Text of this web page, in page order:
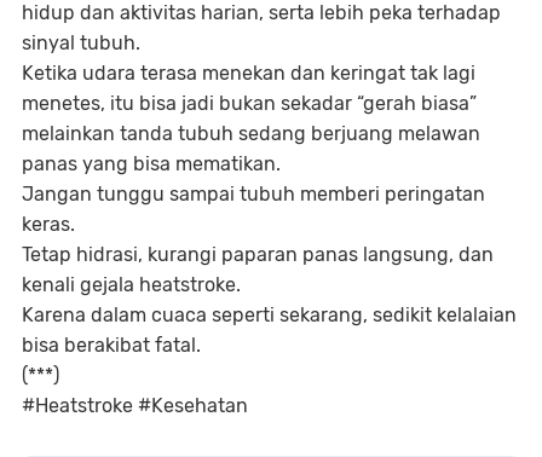
hidup dan aktivitas harian, serta lebih peka terhadap
sinyal tubuh.
Ketika udara terasa menekan dan keringat tak lagi
menetes, itu bisa jadi bukan sekadar “gerah biasa”
melainkan tanda tubuh sedang berjuang melawan
panas yang bisa mematikan.
Jangan tunggu sampai tubuh memberi peringatan
keras.
Tetap hidrasi, kurangi paparan panas langsung, dan
kenali gejala heatstroke.
Karena dalam cuaca seperti sekarang, sedikit kelalaian
bisa berakibat fatal.
(***)
#Heatstroke #Kesehatan